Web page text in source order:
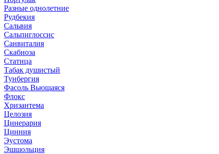
Разные однолетние
Рудбекия
Сальвия
Сальпиглоссис
Санвиталия
Скабиоза
Статица
Табак душистый
Тунбергия
Фасоль Вьющаяся
Флокс
Хризантема
Целозия
Цинерария
Цинния
Эустома
Эшшольция